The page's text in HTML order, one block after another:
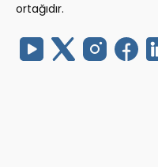
ortağıdır.